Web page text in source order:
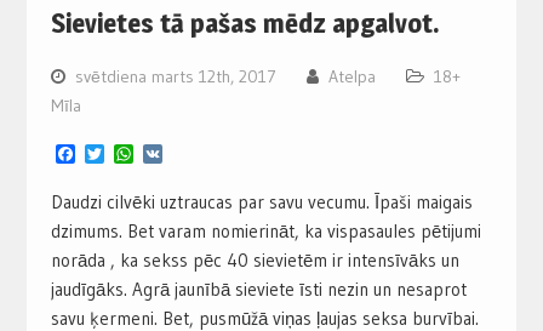
Sievietes tā pašas mēdz apgalvot.
svētdiena marts 12th, 2017 Atelpa
18+
Mīla
Facebook
TwitterWhatsApp
VK
Daudzi cilvēki uztraucas par savu vecumu. Īpaši maigais
dzimums. Bet varam nomierināt, ka vispasaules pētijumi
norāda , ka sekss pēc 40 sievietēm ir intensīvāks un
jaudīgāks. Agrā jaunībā sieviete īsti nezin un nesaprot
savu ķermeni. Bet, pusmūžā viņas ļaujas seksa burvībai.